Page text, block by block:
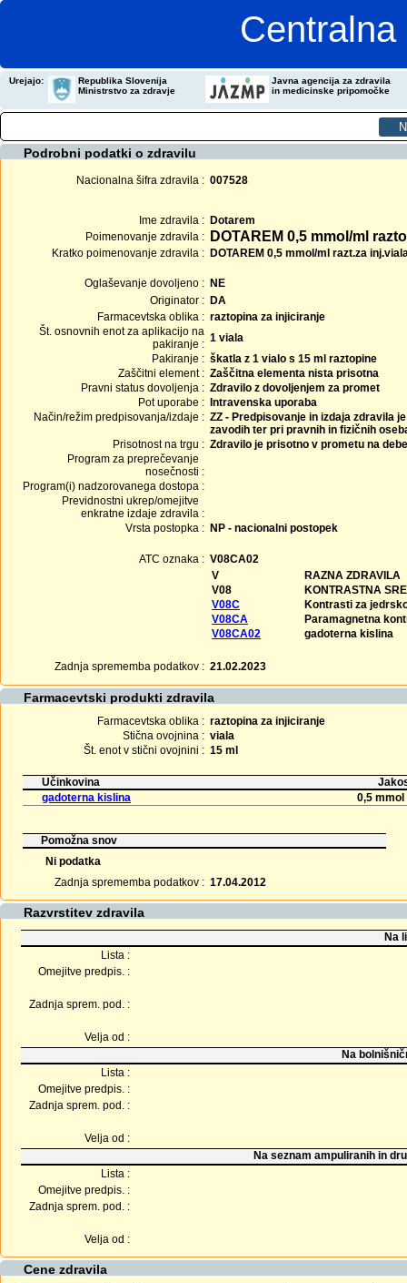
Urejajo:
Republika Slovenija
Ministrstvo za zdravje
Javna agencija za zdravila
in medicinske pripomočke
Podrobni podatki o zdravilu
Nacionalna šifra zdravila : 007528
Ime zdravila : Dotarem
Poimenovanje zdravila :
DOTAREM 0,5 mmol/ml
Kratko poimenovanje zdravila : DOTAREM 0,5 mmol/ml razt.za
Oglaševanje dovoljeno : NE
Originator : DA
Farmacevtska oblika : raztopina za injiciranje
Št. osnovnih enot za aplikacijo na
pakiranje : 1 viala
Pakiranje : škatla z 1 vialo s 15 ml raztopine
Zaščitni element : Zaščitna elementa nista prisotna
Pravni status dovoljenja : Zdravilo z dovoljenjem za promet
Pot uporabe :
Intravenska uporaba
Način/režim predpisovanja/izdaje : ZZ - Predpisovanje in izdaja zdravila
zavodih ter pri pravnih in fizičnih
Prisotnost na trgu : Zdravilo je prisotno v prometu na
Program za preprečevanje
nosečnosti :
Program(i) nadzorovanega dostopa :
Previdnostni ukrep/omejitve
enkratne izdaje zdravila :
Vrsta postopka : NP - nacionalni postopek
ATC oznaka : V08CA02
V
RAZNA ZDRAVILA
V08
KONTRASTNA
V08C
Kontrasti za
V08CA
Paramagnetna
V08CA02
gadoterna kislina
Zadnja sprememba podatkov : 21.02.2023
Farmacevtski produkti zdravila
Farmacevtska oblika : raztopina za injiciranje
Stična ovojnina : viala
Št. enot v stični ovojnini : 15 ml
Učinkovina
gadoterna kislina
0,5 mmol
Pomožna snov
Ni podatka
Zadnja sprememba podatkov : 17.04.2012
Razvrstitev zdravila
Na
Lista :
Omejitve predpis. :
Zadnja sprem. pod. :
Velja od :
Na
Lista :
Omejitve predpis. :
Zadnja sprem. pod. :
Velja od :
Na seznam ampuliranih in
Lista :
Omejitve predpis. :
Zadnja sprem. pod. :
Velja od :
Cene zdravila